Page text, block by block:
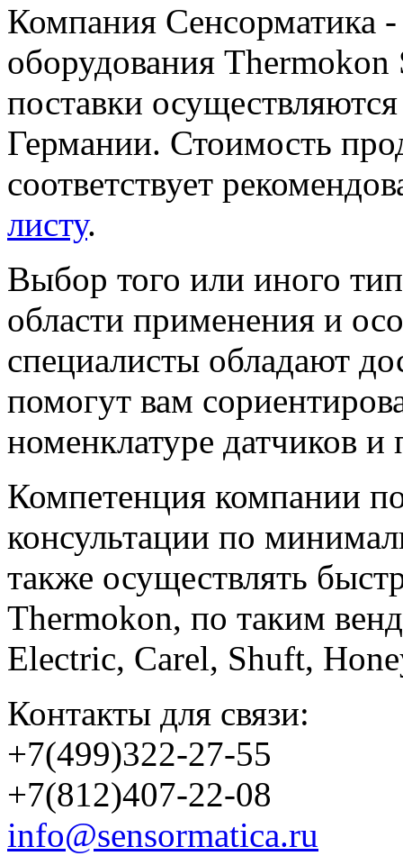
Компания Сенсорматика
оборудования
поставки
Германии. Стоимость
соответствует
листу.
Выбор того или иного
области применения и
специалисты обладают
помогут вам
номенклатуре датчиков и
Компетенция компании
консультации по
также осуществлять
Thermokon, по таким
Electric, Carel, Shuft,
Контакты для связи:
+7(499)322-27-55
+7(812)407-22-08
info@sensormatica.ru